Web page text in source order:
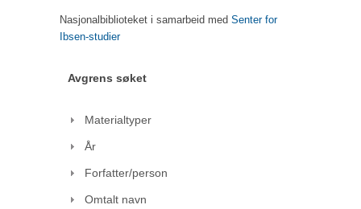
Nasjonalbiblioteket i samarbeid med Senter for
Ibsen-studier
Avgrens søket
Materialtyper
År
Forfatter/person
Omtalt navn